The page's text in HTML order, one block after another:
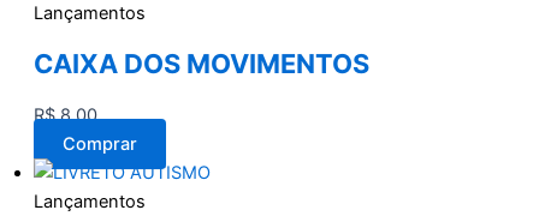
Lançamentos
CAIXA DOS MOVIMENTOS
R$8,00
Comprar
Lançamentos